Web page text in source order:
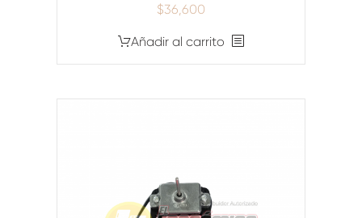
$36,600
Añadir al carrito